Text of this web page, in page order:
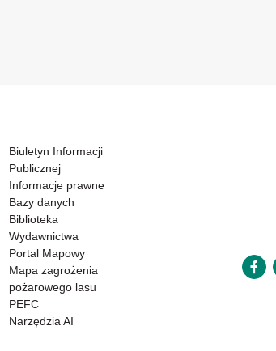
Biuletyn Informacji
Publicznej
Informacje prawne
Bazy danych
Biblioteka
Wydawnictwa
Portal Mapowy
Mapa zagrożenia
pożarowego lasu
PEFC
Narzędzia AI